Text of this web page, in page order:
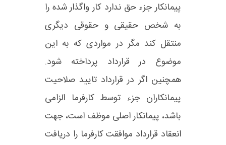
پیمانکار جزء حق ندارد کار واگذار شده را
به شخص حقیقی و حقوقی دیگری
منتقل کند مگر در مواردی که به این
موضوع در قرارداد پرداخته شود.
همچنین اگر در قرارداد تایید صلاحیت
پیمانکاران جزء توسط کارفرما الزامی
باشد، پیمانکار اصلی موظف است، جهت
انعقاد قرارداد موافقت کارفرما را دریافت